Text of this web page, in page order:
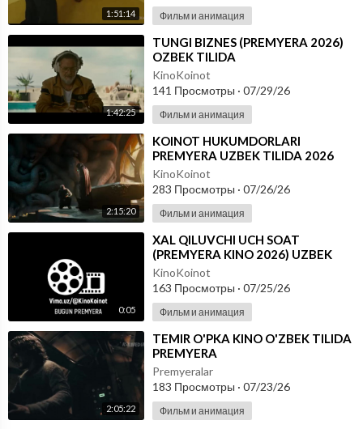
1:51:14 Фильм и анимация
1:42:25
⁣TUNGI BIZNES (PREMYERA 2026)
OZBEK TILIDA
KinoKoinot
141 Просмотры · 07/29/26
Фильм и анимация
2:15:20
⁣KOINOT HUKUMDORLARI
PREMYERA UZBEK TILIDA 2026
KinoKoinot
283 Просмотры · 07/26/26
Фильм и анимация
0:05
⁣XAL QILUVCHI UCH SOAT
(PREMYERA KINO 2026) UZBEK
TILIDA
KinoKoinot
163 Просмотры · 07/25/26
Фильм и анимация
2:05:22
⁣TEMIR O'PKA KINO O'ZBEK TILIDA
PREMYERA
Premyeralar
183 Просмотры · 07/23/26
Фильм и анимация